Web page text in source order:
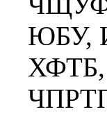
ЮБУ,